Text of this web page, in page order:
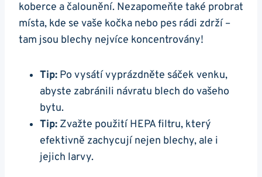
koberce a čalounění. Nezapomeňte také probrat
místa, kde se vaše kočka nebo pes rádi zdrží –
tam jsou blechy nejvíce koncentrovány!
Tip: Po vysátí vyprázdněte sáček venku,
abyste zabránili návratu blech do vašeho
bytu.
Tip: Zvažte použití HEPA filtru, který
efektivně zachycují nejen blechy, ale i
jejich larvy.